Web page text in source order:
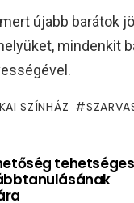
újabb barátok
mindenkit
SZÍNHÁZ